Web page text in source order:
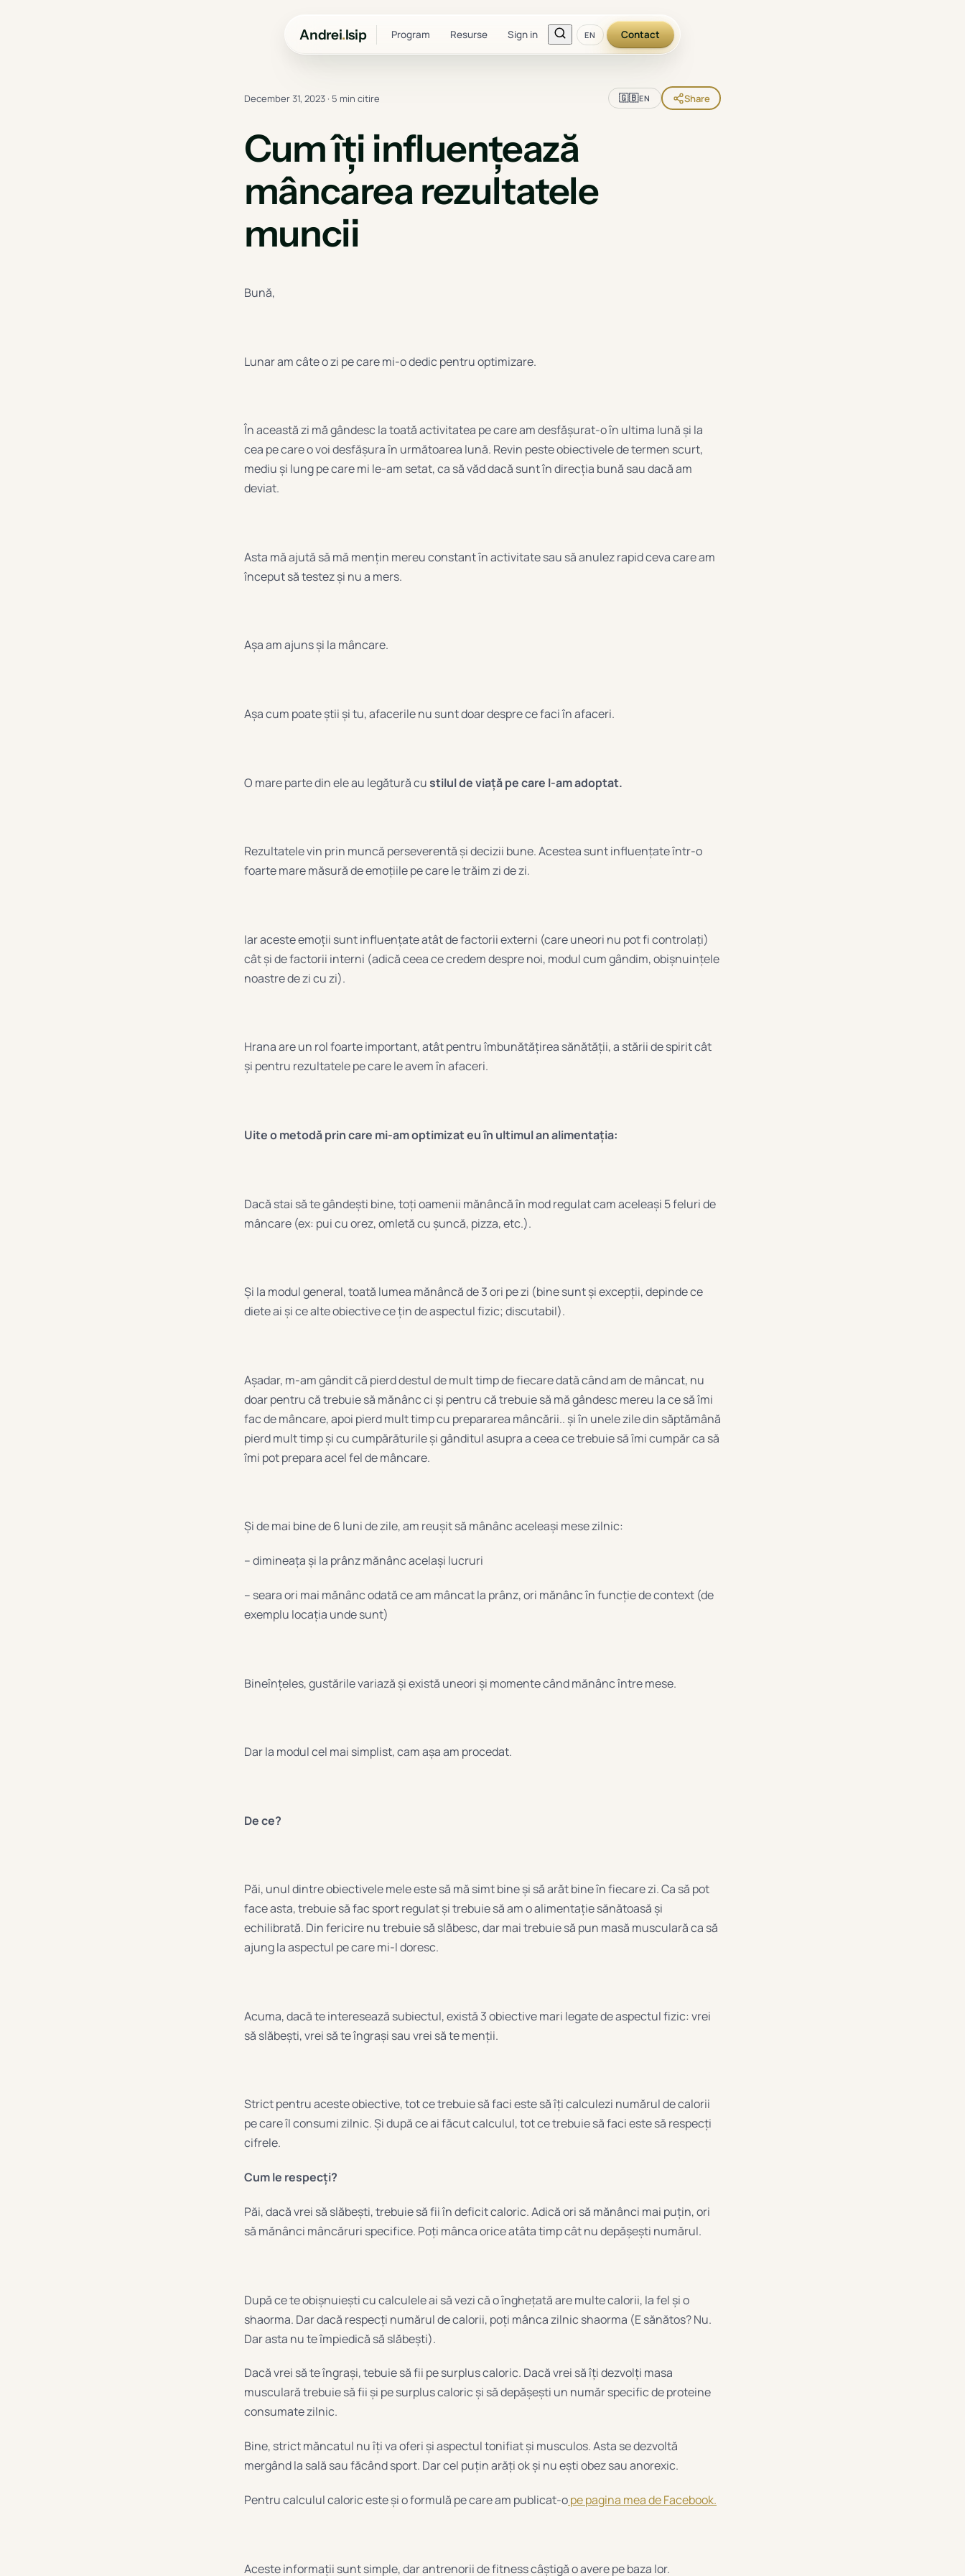
Andrei.Isip Program Resurse Sign in EN Contact
December 31, 2023 · 5 min citire 🇬🇧EN Share
Cum îți influențează
mâncarea rezultatele
muncii
Bună,
Lunar am câte o zi pe care mi-o dedic pentru optimizare.
În această zi mă gândesc la toată activitatea pe care am desfășurat-o în ultima lună și la
cea pe care o voi desfășura în următoarea lună. Revin peste obiectivele de termen scurt,
mediu și lung pe care mi le-am setat, ca să văd dacă sunt în direcția bună sau dacă am
deviat.
Asta mă ajută să mă mențin mereu constant în activitate sau să anulez rapid ceva care am
început să testez și nu a mers.
Așa am ajuns și la mâncare.
Așa cum poate știi și tu, afacerile nu sunt doar despre ce faci în afaceri.
O mare parte din ele au legătură custilul de viață pe care l-am adoptat.
Rezultatele vin prin muncă perseverentă și decizii bune. Acestea sunt influențate într-o
foarte mare măsură de emoțiile pe care le trăim zi de zi.
Iar aceste emoții sunt influențate atât de factorii externi (care uneori nu pot fi controlați)
cât și de factorii interni (adică ceea ce credem despre noi, modul cum gândim, obișnuințele
noastre de zi cu zi).
Hrana are un rol foarte important, atât pentru îmbunătățirea sănătății, a stării de spirit cât
și pentru rezultatele pe care le avem în afaceri.
Uite o metodă prin care mi-am optimizat eu în ultimul an alimentația:
Dacă stai să te gândești bine, toți oamenii mănâncă în mod regulat cam aceleași 5 feluri de
mâncare (ex: pui cu orez, omletă cu șuncă, pizza, etc.).
Și la modul general, toată lumea mănâncă de 3 ori pe zi (bine sunt și excepții, depinde ce
diete ai și ce alte obiective ce țin de aspectul fizic; discutabil).
Așadar, m-am gândit că pierd destul de mult timp de fiecare dată când am de mâncat, nu
doar pentru că trebuie să mănânc ci și pentru că trebuie să mă gândesc mereu la ce să îmi
fac de mâncare, apoi pierd mult timp cu prepararea mâncării.. și în unele zile din săptămână
pierd mult timp și cu cumpărăturile și gânditul asupra a ceea ce trebuie să îmi cumpăr ca să
îmi pot prepara acel fel de mâncare.
Și de mai bine de 6 luni de zile, am reușit să mânânc aceleași mese zilnic:
– dimineața și la prânz mănânc același lucruri
– seara ori mai mănânc odată ce am mâncat la prânz, ori mănânc în funcție de context (de
exemplu locația unde sunt)
Bineînțeles, gustările variază și există uneori și momente când mănânc între mese.
Dar la modul cel mai simplist, cam așa am procedat.
De ce?
Păi, unul dintre obiectivele mele este să mă simt bine și să arăt bine în fiecare zi. Ca să pot
face asta, trebuie să fac sport regulat și trebuie să am o alimentație sănătoasă și
echilibrată. Din fericire nu trebuie să slăbesc, dar mai trebuie să pun masă musculară ca să
ajung la aspectul pe care mi-l doresc.
Acuma, dacă te interesează subiectul, există 3 obiective mari legate de aspectul fizic: vrei
să slăbești, vrei să te îngrași sau vrei să te menții.
Strict pentru aceste obiective, tot ce trebuie să faci este să îți calculezi numărul de calorii
pe care îl consumi zilnic. Și după ce ai făcut calculul, tot ce trebuie să faci este să respecți
cifrele.
Cum le respecți?
Păi, dacă vrei să slăbești, trebuie să fii în deficit caloric. Adică ori să mănânci mai puțin, ori
să mănânci mâncăruri specifice. Poți mânca orice atâta timp cât nu depășești numărul.
După ce te obișnuiești cu calculele ai să vezi că o înghețată are multe calorii, la fel și o
shaorma. Dar dacă respecți numărul de calorii, poți mânca zilnic shaorma (E sănătos? Nu.
Dar asta nu te împiedică să slăbești).
Dacă vrei să te îngrași, tebuie să fii pe surplus caloric. Dacă vrei să îți dezvolți masa
musculară trebuie să fii și pe surplus caloric și să depășești un număr specific de proteine
consumate zilnic.
Bine, strict măncatul nu îți va oferi și aspectul tonifiat și musculos. Asta se dezvoltă
mergând la sală sau făcând sport. Dar cel puțin arăți ok și nu ești obez sau anorexic.
Pentru calculul caloric este și o formulă pe care am publicat-ope pagina mea de Facebook.
Aceste informații sunt simple, dar antrenorii de fitness câștigă o avere pe baza lor.